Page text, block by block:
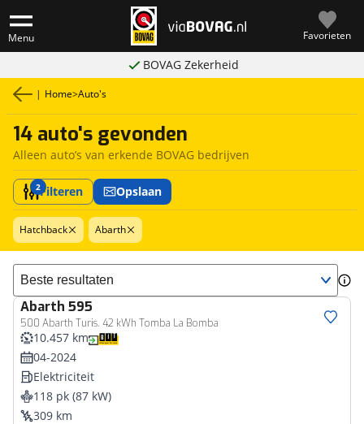
Menu Favorieten
BOVAG Zekerheid
| Home>Auto's
14 auto's gevonden
Alleen auto’s van erkende BOVAG bedrijven
2Filteren Opslaan
Hatchback Abarth
Sorteer resultaten
Abarth 595
500 Abarth Turis. 42 kWh Tomba La Bomba
10.457 km
04-2024
Elektriciteit
118 pk (87 kW)
309 km